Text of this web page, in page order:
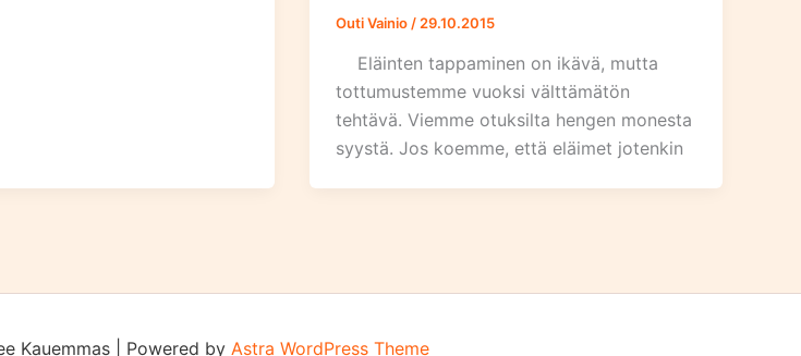
Outi Vainio / 29.10.2015
Eläinten tappaminen on ikävä, mutta
tottumustemme vuoksi välttämätön
tehtävä. Viemme otuksilta hengen monesta
syystä. Jos koemme, että eläimet jotenkin
Kauemmas | Powered by Astra WordPress Theme